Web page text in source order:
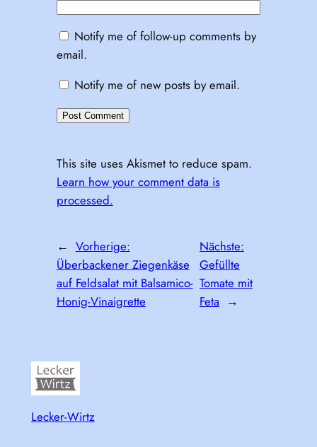
Notify me of follow-up comments by
email.
Notify me of new posts by email.
This site uses Akismet to reduce spam.
Learn how your comment data is
processed.
← Vorherige:
Überbackener Ziegenkäse
auf Feldsalat mit Balsamico-
Honig-Vinaigrette
Nächste:
Gefüllte
Tomate mit
Feta →
Lecker-Wirtz